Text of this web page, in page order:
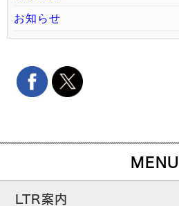
お知らせ
MENU
LTR案内